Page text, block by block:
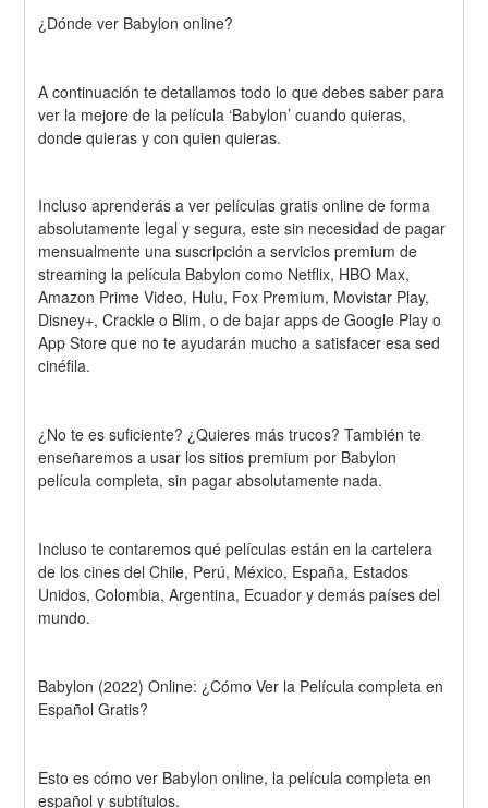
¿Dónde ver Babylon online?
A continuación te detallamos todo lo que debes saber para
ver la mejore de la película ‘Babylon’ cuando quieras,
donde quieras y con quien quieras.
Incluso aprenderás a ver películas gratis online de forma
absolutamente legal y segura, este sin necesidad de pagar
mensualmente una suscripción a servicios premium de
streaming la película Babylon como Netflix, HBO Max,
Amazon Prime Video, Hulu, Fox Premium, Movistar Play,
Disney+, Crackle o Blim, o de bajar apps de Google Play o
App Store que no te ayudarán mucho a satisfacer esa sed
cinéfila.
¿No te es suficiente? ¿Quieres más trucos? También te
enseñaremos a usar los sitios premium por Babylon
película completa, sin pagar absolutamente nada.
Incluso te contaremos qué películas están en la cartelera
de los cines del Chile, Perú, México, España, Estados
Unidos, Colombia, Argentina, Ecuador y demás países del
mundo.
Babylon (2022) Online: ¿Cómo Ver la Película completa en
Español Gratis?
Esto es cómo ver Babylon online, la película completa en
español y subtítulos.